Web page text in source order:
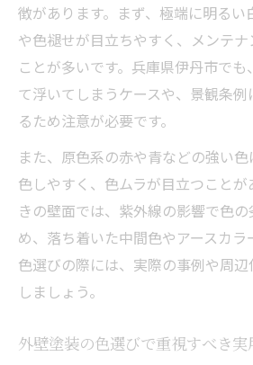
徴があります。まず、極端に明る
や色褪せが目立ちやすく、メンテ
ことが多いです。兵庫県伊丹市で
て浮いてしまうケースや、景観条
るため注意が必要です。
また、原色系の赤や青などの強い
色しやすく、色ムラが目立つこと
きの壁面では、紫外線の影響で色
め、落ち着いた中間色やアースカラ
色選びの際には、実際の事例や周
しましょう。
外壁塗装の色選びで重視すべき実